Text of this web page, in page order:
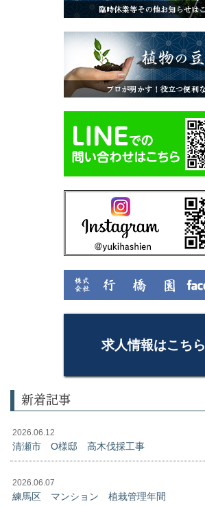
求人情報はこちら
新着記事
2026.06.12
清瀬市 O様邸 高木伐採工事
2026.06.07
練馬区 マンション 植栽管理年間